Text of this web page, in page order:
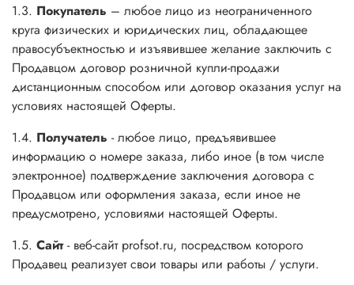
1.3. Покупатель – любое лицо из неограниченного
круга физических и юридических лиц, обладающее
правосубъектностью и изъявившее желание заключить с
Продавцом договор розничной купли-продажи
дистанционным способом или договор оказания услуг на
условиях настоящей Оферты.
1.4. Получатель - любое лицо, предъявившее
информацию о номере заказа, либо иное (в том числе
электронное) подтверждение заключения договора с
Продавцом или оформления заказа, если иное не
предусмотрено, условиями настоящей Оферты.
1.5. Сайт- веб-сайт profsot.ru, посредством которого
Продавец реализует свои товары или работы / услуги.